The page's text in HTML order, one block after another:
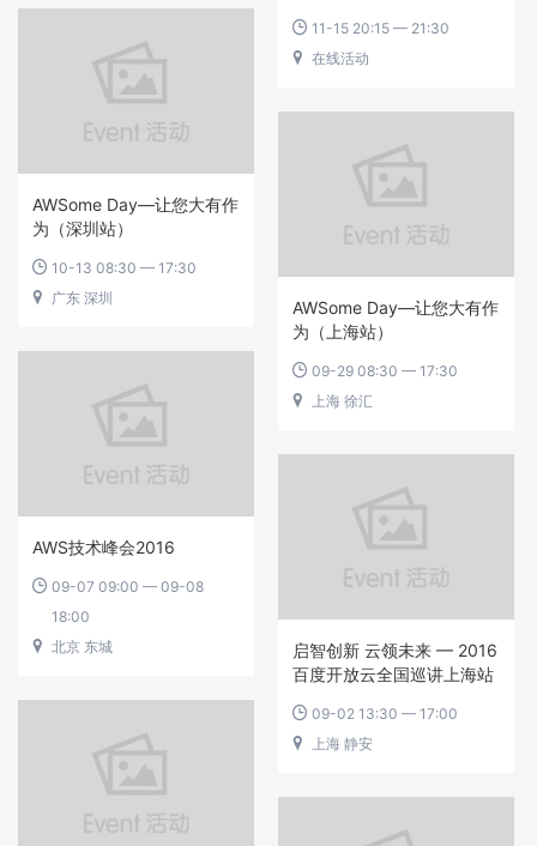
 11-15 20:15 — 21:30
 在线活动
AWSome Day—让您大有作
为（深圳站）
 10-13 08:30 — 17:30
 广东 深圳
AWSome Day—让您大有作
为（上海站）
 09-29 08:30 — 17:30
 上海 徐汇
AWS技术峰会2016
 09-07 09:00 — 09-08
18:00
 北京 东城
启智创新 云领未来 — 2016
百度开放云全国巡讲上海站
 09-02 13:30 — 17:00
 上海 静安